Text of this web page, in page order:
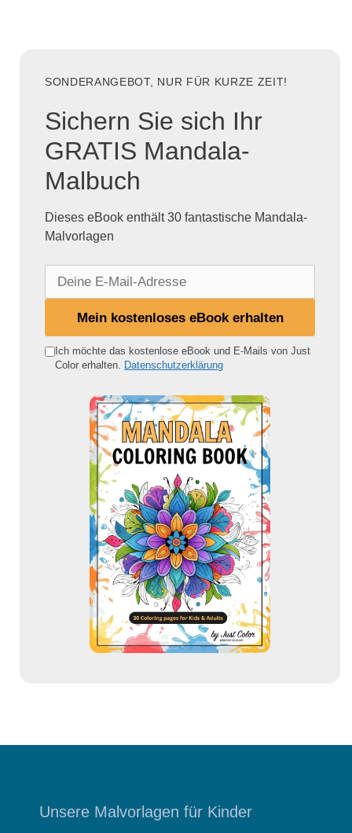
SONDERANGEBOT, NUR FÜR KURZE ZEIT!
Sichern Sie sich Ihr
GRATIS Mandala-
Malbuch
Dieses eBook enthält 30 fantastische Mandala-
Malvorlagen
e
Mein kostenloses eBook erhalten
Ich möchte das kostenlose eBook und E-Mails von Just
Color erhalten. Datenschutzerklärung
Unsere Malvorlagen für Kinder